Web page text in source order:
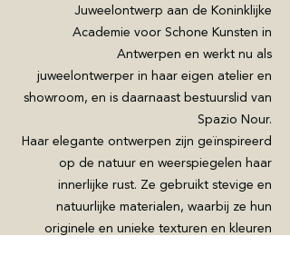
Juweelontwerp aan de Koninklijke
Academie voor Schone Kunsten in
Antwerpen en werkt nu als
juweelontwerper in haar eigen atelier en
showroom, en is daarnaast bestuurslid van
Spazio Nour.
Haar elegante ontwerpen zijn geïnspireerd
op de natuur en weerspiegelen haar
innerlijke rust. Ze gebruikt stevige en
natuurlijke materialen, waarbij ze hun
originele en unieke texturen en kleuren